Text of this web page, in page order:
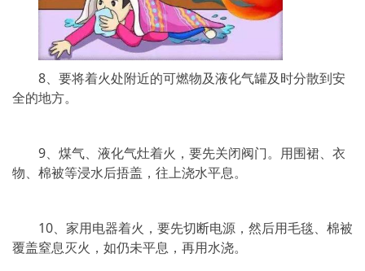
8、要将着火处附近的可燃物及液化气罐及时分散到安
全的地方。
9、煤气、液化气灶着火，要先关闭阀门。用围裙、衣
物、棉被等浸水后捂盖，往上浇水平息。
10、家用电器着火，要先切断电源，然后用毛毯、棉被
覆盖窒息灭火，如仍未平息，再用水浇。